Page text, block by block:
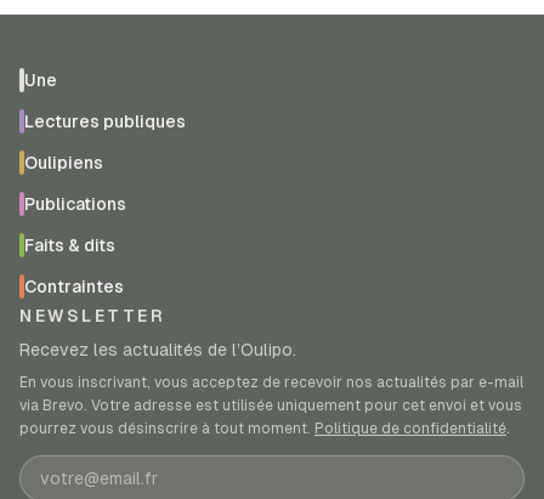
Une
Lectures publiques
Oulipiens
Publications
Faits & dits
Contraintes
NEWSLETTER
Recevez les actualités de l’Oulipo.
En vous inscrivant, vous acceptez de recevoir nos actualités par e-mail
via Brevo. Votre adresse est utilisée uniquement pour cet envoi et vous
pourrez vous désinscrire à tout moment. Politique de confidentialité.
Adresse e-mail